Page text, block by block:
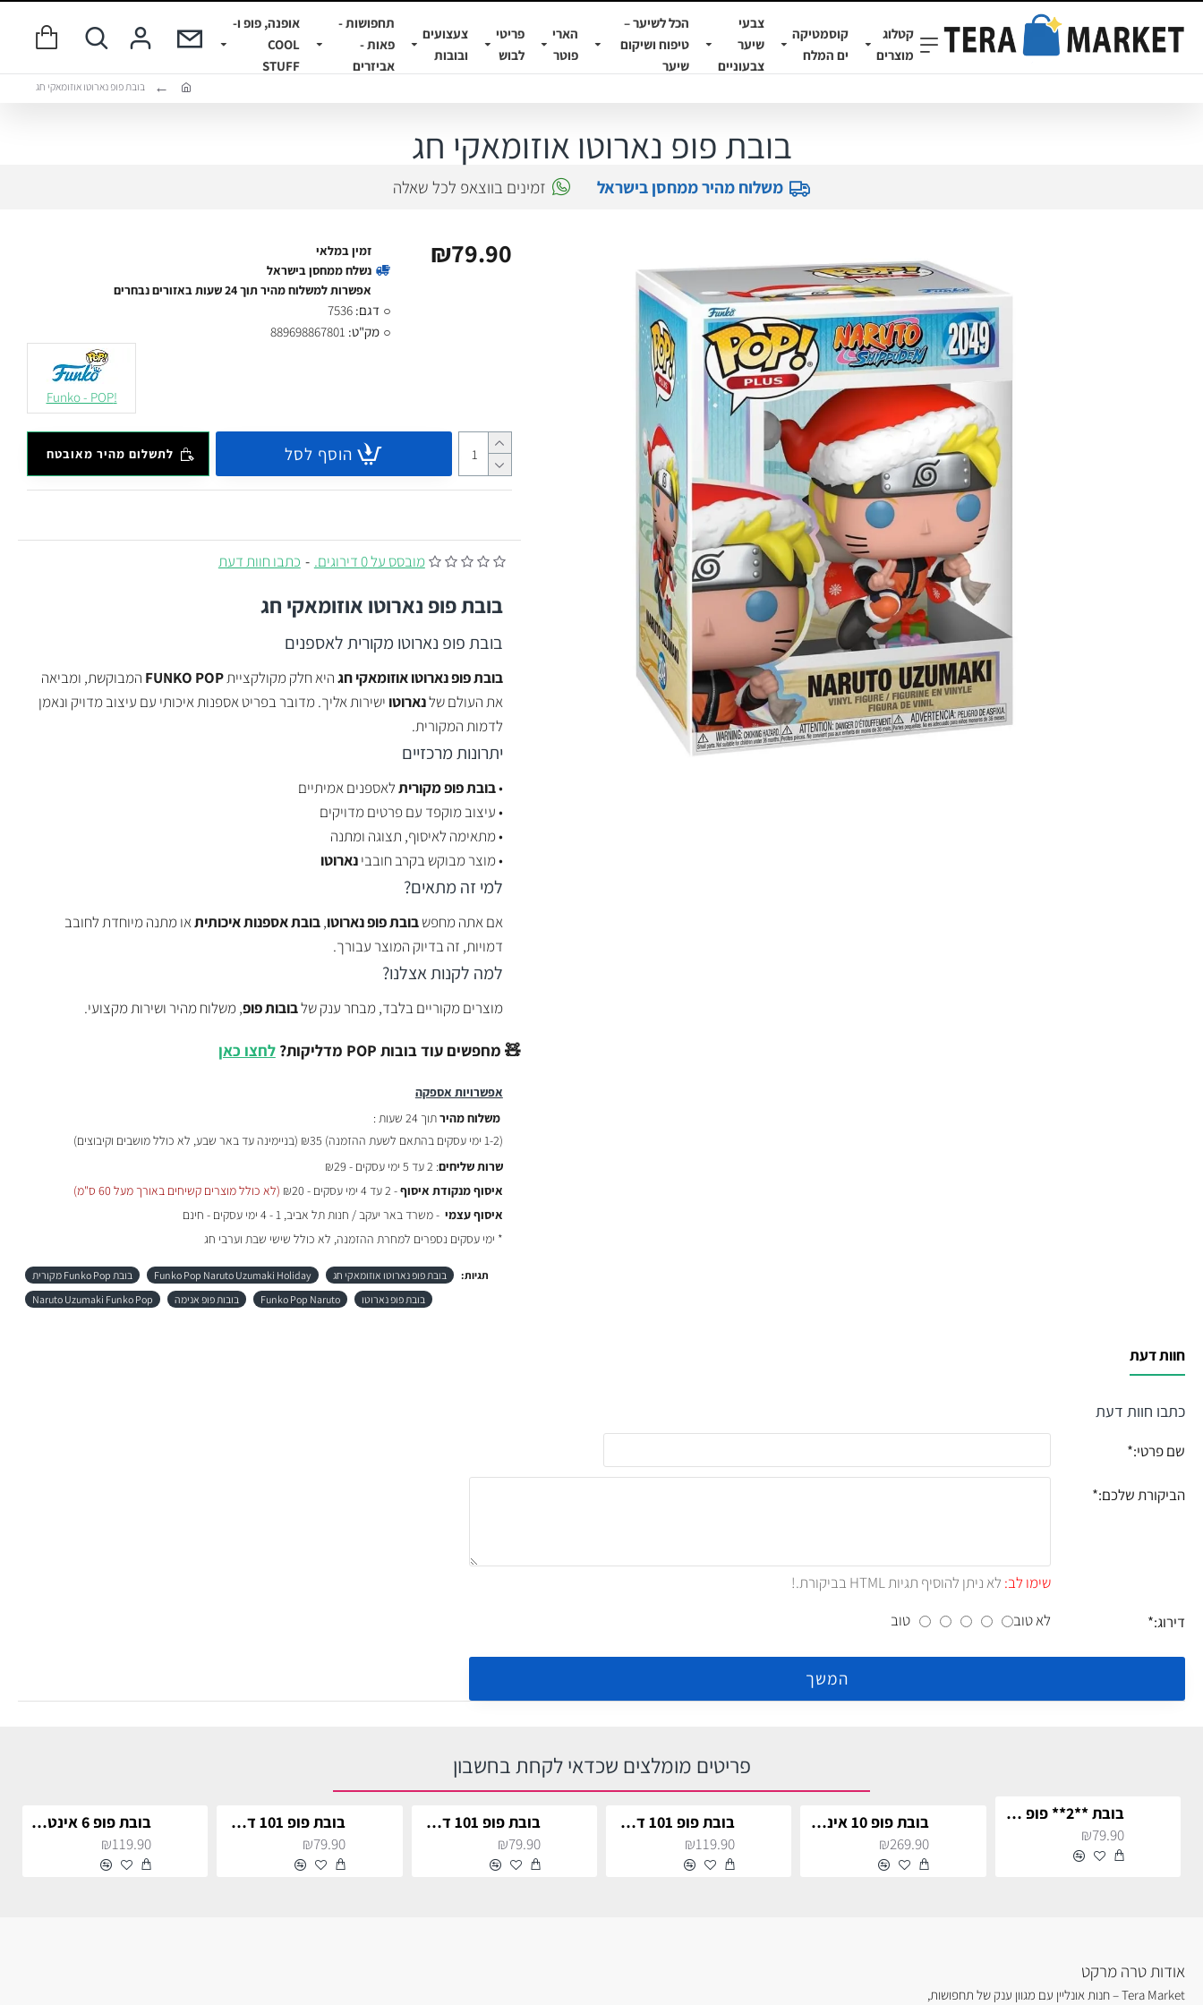
קטלוג
מוצרים
קוסמטיקה
ים המלח
צבעי
שיער
צבעוניים
הכל לשיער –
טיפוח ושיקום
שיער
הארי
פוטר
פריטי
לבוש
צעצועים
ובובות
תחפושות -
פאות -
אביזרים
אופנה, פופ ו-
COOL
STUFF
בובת פופ נארוטו אוזומאקי חג
בובת פופ נארוטו אוזומאקי חג
משלוח מהיר ממחסן בישראל זמינים בווצאפ לכל שאלה
מובסס על 0 דירוגים. - כתבו חוות דעת
₪79.90
זמין במלאי
נשלח ממחסן בישראל
אפשרות למשלוח מהיר תוך 24 שעות באזורים נבחרים
דגם: 7536
מק"ט: 889698867801
!Funko - POP
הוסף לסל לתשלום מהיר מאובטח
אפשרויות אספקה
משלוח מהירתוך 24 שעות :
(1-2 ימי עסקים בהתאם לשעת ההזמנה)
₪35 (בניימינה עד באר שבע, לא כולל מושבים וקיבוצים)
שרות שליחים: 2 עד 5 ימי עסקים - ₪29
איסוף מנקודת איסוף- 2 עד 4 ימי עסקים - ₪20
(לא כולל מוצרים קשיחים באורך מעל 60 ס"מ)
איסוף עצמי - משרד באר יעקב / חנות תל אביב, 1 - 4 ימי עסקים - חינם
* ימי עסקים נספרים למחרת ההזמנה, לא כולל שישי שבת וערבי חג
🧸 מחפשים עוד בובות POP מדליקות? לחצו כאן
בובת פופ נארוטו אוזומאקי חג
בובת פופ נארוטו מקורית לאספנים
בובת פופ נארוטו אוזומאקי חגהיא חלק מקולקצייתFUNKO POP המבוקשת, ומביאה
את העולם שלנארוטו ישירות אליך. מדובר בפריט אספנות איכותי עם עיצוב מדויק ונאמן
לדמות המקורית.
יתרונות מרכזיים
•בובת פופ מקוריתלאספנים אמיתיים
• עיצוב מוקפד עם פרטים מדויקים
• מתאימה לאיסוף, תצוגה ומתנה
• מוצר מבוקש בקרב חובבינארוטו
למי זה מתאים?
אם אתה מחפשבובת פופ נארוטו,בובת אספנות איכותיתאו מתנה מיוחדת לחובב
דמויות, זה בדיוק המוצר עבורך.
למה לקנות אצלנו?
מוצרים מקוריים בלבד, מבחר ענק שלבובות פופ, משלוח מהיר ושירות מקצועי.
תגיות: בובת פופ נארוטו אוזומאקי חג Funko Pop Naruto Uzumaki Holiday
בובת Funko Pop מקורית
בובת פופ נארוטו
Funko Pop Naruto בובות פופ אנימה Naruto Uzumaki Funko Pop
חוות דעת
כתבו חוות דעת
שם פרטי:
הביקורת שלכם:
שימו לב: לא ניתן להוסיף תגיות HTML בביקורת.!
דירוג:
לא טוב טוב
המשך
פריטים מומלצים שכדאי לקחת בחשבון
בובת **2** פופ קפטן אמריקה קלאסי לאספנים
₪79.90
בובת פופ 10 אינטש וואן פיס סט ג'ייגרסיה
₪269.90
בובת פופ 101 דלמטים כלב פיראט לאספנים
₪119.90
בובת פופ 101 דלמטים קרואלה דה ויל כולל גור כלבים
₪79.90
בובת פופ 101 דלמטים קרואלה דה ויל כולל כובע
₪79.90
בובת פופ 6 אינטש אוברווטש ווינסטון
₪119.90
אודות טרה מרקט
Tera Market – חנות אונליין עם מגוון ענק של תחפושות,